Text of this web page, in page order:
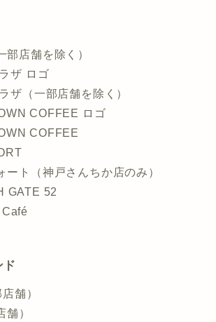
部店舗を除く）
ザ ロゴ
ザ（一部店舗を除く）
COFFEE ロゴ
COFFEE
ート（神戸さんちか店のみ）
GATE 52
Café
ド
舗）
舗）